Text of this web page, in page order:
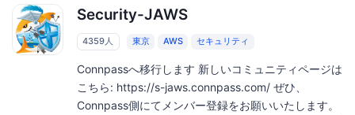
Security-JAWS
4359人 東京 AWS セキュリティ
Connpassへ移行します 新しいコミュニティページは
こちら: https://s-jaws.connpass.com/ ぜひ、
Connpass側にてメンバー登録をお願いいたします。